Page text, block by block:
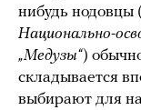
нибудь нодовцы (
Национально-
„Медузы“)
складывается
выбирают для